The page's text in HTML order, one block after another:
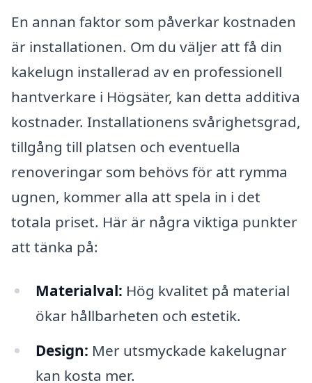
En annan faktor som påverkar kostnaden
är installationen. Om du väljer att få din
kakelugn installerad av en professionell
hantverkare i Högsäter, kan detta additiva
kostnader. Installationens svårighetsgrad,
tillgång till platsen och eventuella
renoveringar som behövs för att rymma
ugnen, kommer alla att spela in i det
totala priset. Här är några viktiga punkter
att tänka på:
Materialval: Hög kvalitet på material
ökar hållbarheten och estetik.
Design: Mer utsmyckade kakelugnar
kan kosta mer.